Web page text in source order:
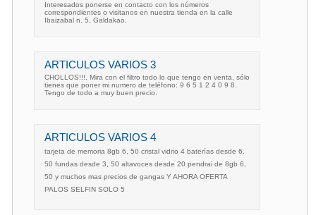
Interesados ponerse en contacto con los números
correspondientes o visitanos en nuestra tienda en la calle
Ibaizabal n. 5, Galdakao.
ARTICULOS VARIOS 3
CHOLLOS!!!. Mira con el filtro todo lo que tengo en venta, sólo
tienes que poner mi numero de teléfono: 9 6 5 1 2 4 0 9 8.
Tengo de todo a muy buen precio.
ARTICULOS VARIOS 4
tarjeta de memoria 8gb 6, 50 cristal vidrio 4 baterías desde 6,
50 fundas desde 3, 50 altavoces desde 20 pendrai de 8gb 6,
50 y muchos mas precios de gangas Y AHORA OFERTA
PALOS SELFIN SOLO 5